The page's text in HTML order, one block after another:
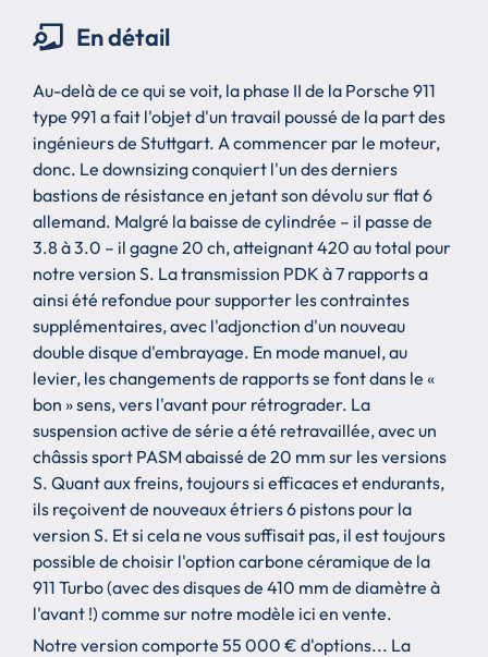
En détail
Au-delà de ce qui se voit, la phase II de la Porsche 911
type 991 a fait l'objet d'un travail poussé de la part des
ingénieurs de Stuttgart. A commencer par le moteur,
donc. Le downsizing conquiert l'un des derniers
bastions de résistance en jetant son dévolu sur flat 6
allemand. Malgré la baisse de cylindrée – il passe de
3.8 à 3.0 – il gagne 20 ch, atteignant 420 au total pour
notre version S. La transmission PDK à 7 rapports a
ainsi été refondue pour supporter les contraintes
supplémentaires, avec l'adjonction d'un nouveau
double disque d'embrayage. En mode manuel, au
levier, les changements de rapports se font dans le «
bon » sens, vers l'avant pour rétrograder. La
suspension active de série a été retravaillée, avec un
châssis sport PASM abaissé de 20 mm sur les versions
S. Quant aux freins, toujours si efficaces et endurants,
ils reçoivent de nouveaux étriers 6 pistons pour la
version S. Et si cela ne vous suffisait pas, il est toujours
possible de choisir l'option carbone céramique de la
911 Turbo (avec des disques de 410 mm de diamètre à
l'avant !) comme sur notre modèle ici en vente.
Notre version comporte 55 000 € d'options... La